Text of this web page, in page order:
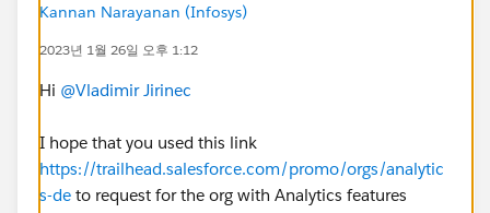
Kannan Narayanan (Infosys)
2023년 1월 26일 오후 1:12
Hi @Vladimir Jirinec
I hope that you used this link
https://trailhead.salesforce.com/promo/orgs/analytic
s-de to request for the org with Analytics features